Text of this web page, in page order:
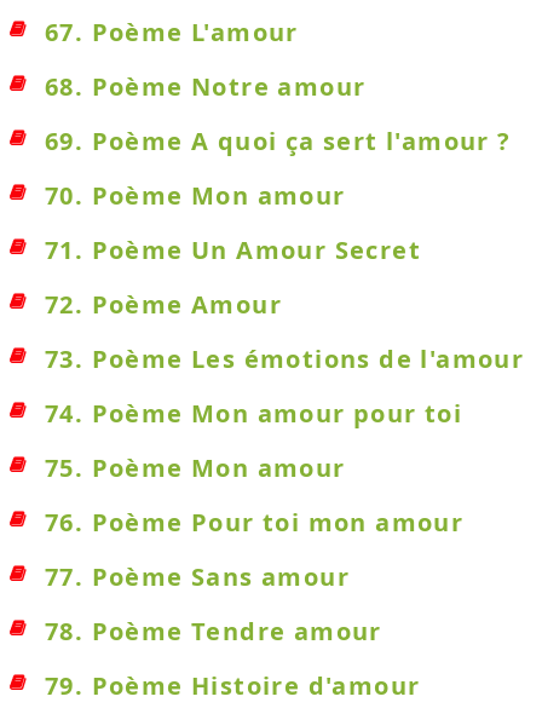
67. Poème L'amour
68. Poème Notre amour
69. Poème A quoi ça sert l'amour ?
70. Poème Mon amour
71. Poème Un Amour Secret
72. Poème Amour
73. Poème Les émotions de l'amour
74. Poème Mon amour pour toi
75. Poème Mon amour
76. Poème Pour toi mon amour
77. Poème Sans amour
78. Poème Tendre amour
79. Poème Histoire d'amour